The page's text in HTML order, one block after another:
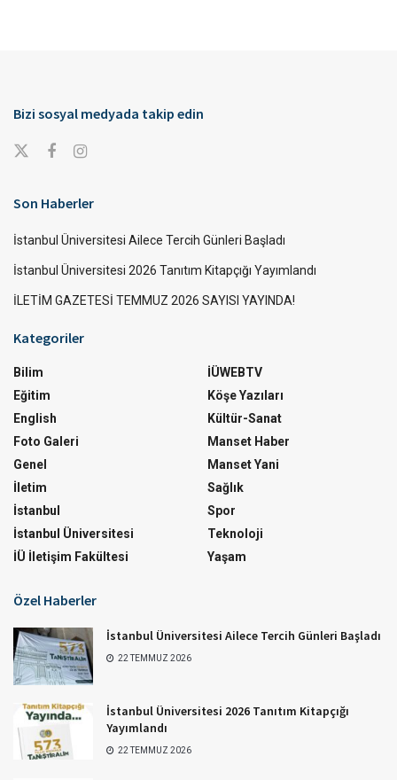
Bizi sosyal medyada takip edin
Son Haberler
İstanbul Üniversitesi Ailece Tercih Günleri Başladı
İstanbul Üniversitesi 2026 Tanıtım Kitapçığı Yayımlandı
İLETİM GAZETESİ TEMMUZ 2026 SAYISI YAYINDA!
Kategoriler
Bilim
Eğitim
English
Foto Galeri
Genel
İletim
İstanbul
İstanbul Üniversitesi
İÜ İletişim Fakültesi
İÜWEBTV
Köşe Yazıları
Kültür-Sanat
Manset Haber
Manset Yani
Sağlık
Spor
Teknoloji
Yaşam
Özel Haberler
İstanbul Üniversitesi Ailece Tercih Günleri Başladı
22 TEMMUZ 2026
İstanbul Üniversitesi 2026 Tanıtım Kitapçığı
Yayımlandı
22 TEMMUZ 2026